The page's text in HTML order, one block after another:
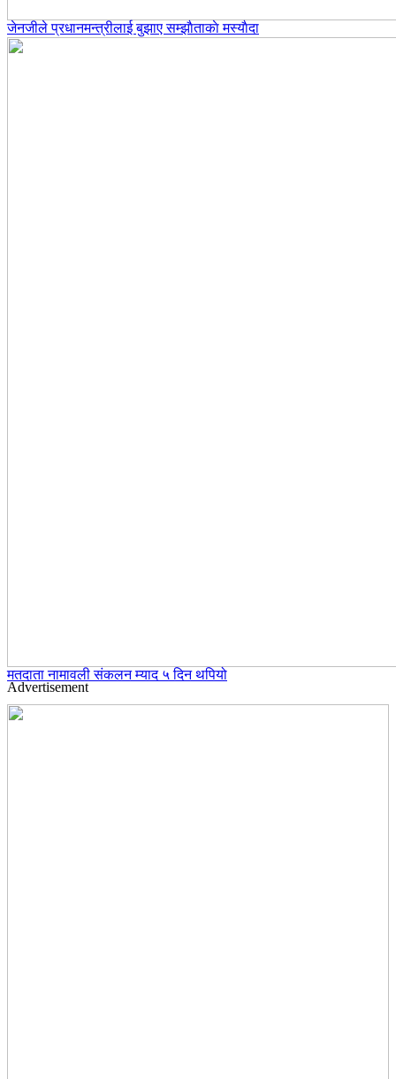
जेनजीले प्रधानमन्त्रीलाई बुझाए सम्झाैताकाे मस्याैदा
मतदाता नामावली संकलन म्याद ५ दिन थपियो
Advertisement